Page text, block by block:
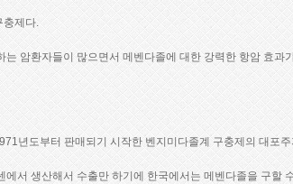
충제다.
암환자들이 많으면서 메벤다졸에 대한 강력한 항암 효
년도부터 판매되기 시작한 벤지미다졸계 구충제의 대포
서 생산해서 수출만 하기에 한국에서는 메벤다졸을 구할